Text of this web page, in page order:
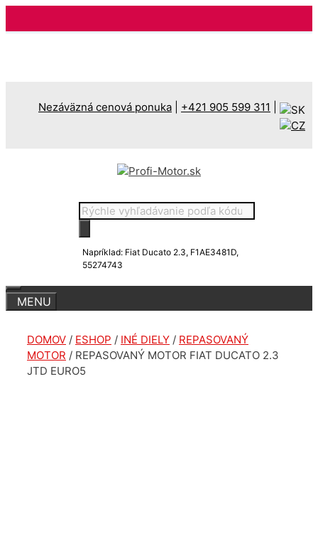
Nezáväzná cenová ponuka +421 905 599 311
Products
search
Napríklad: Fiat Ducato 2.3, F1AE3481D,
55274743
DOMOV / ESHOP / INÉ DIELY / REPASOVANÝ
MOTOR / REPASOVANÝ MOTOR FIAT DUCATO 2.3
JTD EURO5